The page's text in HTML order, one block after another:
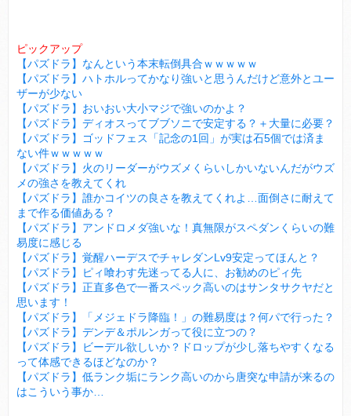
ピックアップ
【パズドラ】なんという本末転倒具合ｗｗｗｗｗ
【パズドラ】ハトホルってかなり強いと思うんだけど意外とユー
ザーが少ない
【パズドラ】おいおい大小マジで強いのかよ？
【パズドラ】ディオスってブブソニで安定する？＋大量に必要？
【パズドラ】ゴッドフェス「記念の1回」が実は石5個では済ま
ない件ｗｗｗｗｗ
【パズドラ】火のリーダーがウズメくらいしかいないんだがウズ
メの強さを教えてくれ
【パズドラ】誰かコイツの良さを教えてくれよ…面倒さに耐えて
まで作る価値ある？
【パズドラ】アンドロメダ強いな！真無限がスペダンくらいの難
易度に感じる
【パズドラ】覚醒ハーデスでチャレダンLv9安定ってほんと？
【パズドラ】ピィ喰わす先迷ってる人に、お勧めのピィ先
【パズドラ】正直多色で一番スペック高いのはサンタサクヤだと
思います！
【パズドラ】「メジェドラ降臨！」の難易度は？何パで行った？
【パズドラ】デンデ＆ポルンガって役に立つの？
【パズドラ】ビーデル欲しいか？ドロップが少し落ちやすくなる
って体感できるほどなのか？
【パズドラ】低ランク垢にランク高いのから唐突な申請が来るの
はこういう事か…